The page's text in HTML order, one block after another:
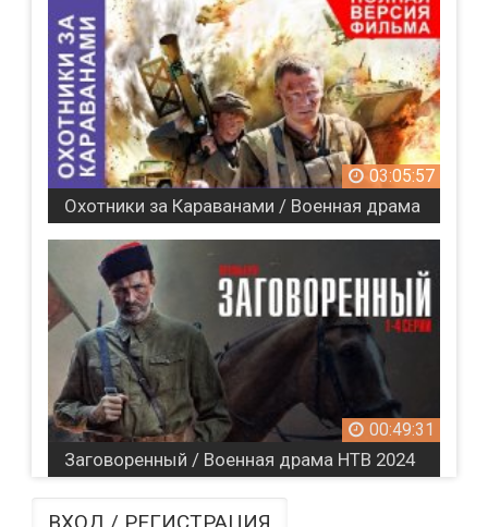
03:05:57
Охотники за Караванами / Военная драма
00:49:31
Заговоренный / Военная драма НТВ 2024